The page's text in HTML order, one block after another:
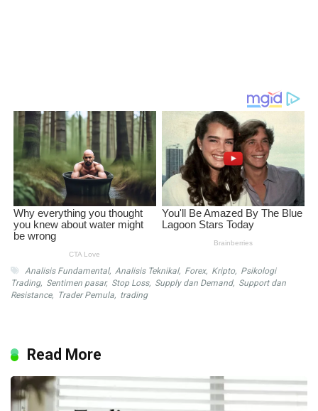
Analisis Fundamental, Analisis Teknikal, Forex, Kripto, Psikologi
Trading, Sentimen pasar, Stop Loss, Supply dan Demand, Support dan
Resistance, Trader Pemula, trading
Read More